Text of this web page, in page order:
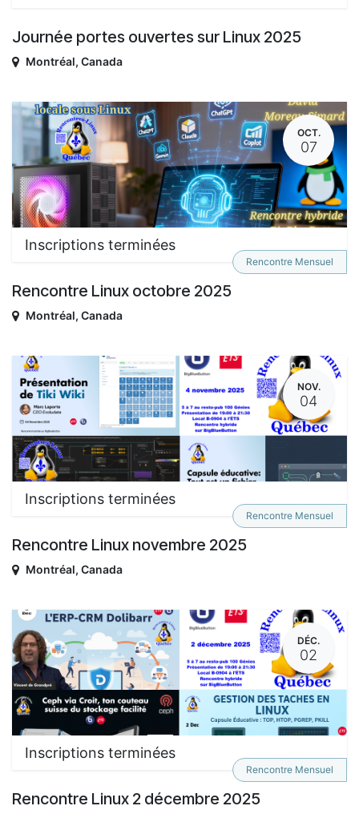
Journée portes ouvertes sur Linux 2025
Montréal, Canada
OCT.
07
Inscriptions terminées
Rencontre Linux octobre 2025
Rencontre Mensuel
Montréal, Canada
NOV.
04
Inscriptions terminées
Rencontre Linux novembre 2025
Rencontre Mensuel
Montréal, Canada
DÉC.
02
Inscriptions terminées
Rencontre Linux 2 décembre 2025
Rencontre Mensuel